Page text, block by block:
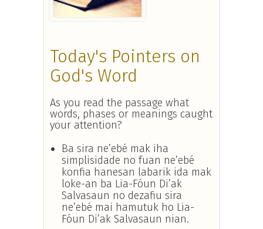
Today's Pointers on
God's Word
As you read the passage what
words, phases or meanings caught
your attention?
Ba sira ne’ebé mak iha
simplisidade no fuan ne’ebé
konfia hanesan labarik ida mak
loke-an ba Lia-Fóun Di’ak
Salvasaun no dezafiu sira
ne’ebé mai hamutuk ho Lia-
Fóun Di’ak Salvasaun nian.